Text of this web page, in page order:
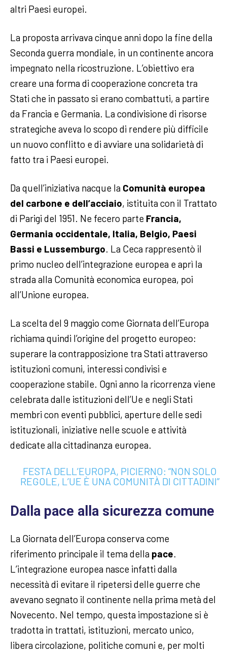
altri Paesi europei.
La proposta arrivava cinque anni dopo la fine della
Seconda guerra mondiale, in un continente ancora
impegnato nella ricostruzione. L’obiettivo era
creare una forma di cooperazione concreta tra
Stati che in passato si erano combattuti, a partire
da Francia e Germania. La condivisione di risorse
strategiche aveva lo scopo di rendere più difficile
un nuovo conflitto e di avviare una solidarietà di
fatto tra i Paesi europei.
Da quell’iniziativa nacque la Comunità europea
del carbone e dell’acciaio, istituita con il Trattato
di Parigi del 1951. Ne fecero parte Francia,
Germania occidentale, Italia, Belgio, Paesi
Bassi e Lussemburgo. La Ceca rappresentò il
primo nucleo dell’integrazione europea e aprì la
strada alla Comunità economica europea, poi
all’Unione europea.
La scelta del 9 maggio come Giornata dell’Europa
richiama quindi l’origine del progetto europeo:
superare la contrapposizione tra Stati attraverso
istituzioni comuni, interessi condivisi e
cooperazione stabile. Ogni anno la ricorrenza viene
celebrata dalle istituzioni dell’Ue e negli Stati
membri con eventi pubblici, aperture delle sedi
istituzionali, iniziative nelle scuole e attività
dedicate alla cittadinanza europea.
FESTA DELL’EUROPA, PICIERNO: “NON SOLO
REGOLE, L’UE È UNA COMUNITÀ DI CITTADINI”
Dalla pace alla sicurezza comune
La Giornata dell’Europa conserva come
riferimento principale il tema della pace.
L’integrazione europea nasce infatti dalla
necessità di evitare il ripetersi delle guerre che
avevano segnato il continente nella prima metà del
Novecento. Nel tempo, questa impostazione si è
tradotta in trattati, istituzioni, mercato unico,
libera circolazione, politiche comuni e, per molti